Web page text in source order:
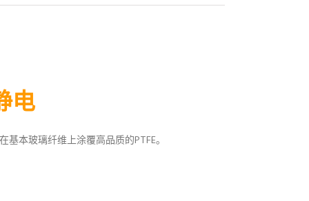
电
本玻璃纤维上涂覆高品质的PTFE。